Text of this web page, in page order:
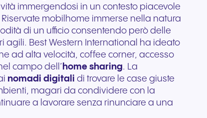
immergendosi in un contesto piacevole
mobilhome immerse nella natura
di un ufficio consentendo però delle
agili. Best Western International ha ideato
ad alta velocità, coffee corner, accesso
campo dell’ home sharing. La
nomadi digitali di trovare le case giuste
magari da condividere con la
a lavorare senza rinunciare a una